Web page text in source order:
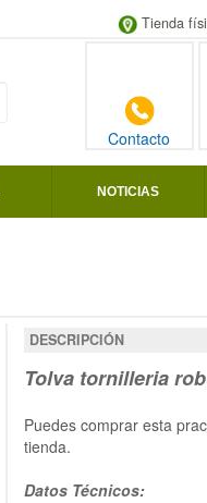
Tienda
Contacto
NOTICIAS
DESCRIPCIÓN
Tolva tornilleria
Puedes comprar esta
tienda.
Datos Técnicos: